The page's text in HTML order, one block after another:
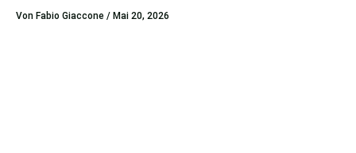
Von Fabio Giaccone / Mai 20, 2026